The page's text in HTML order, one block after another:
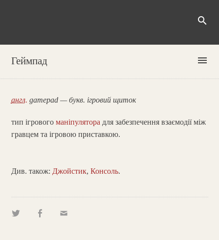
search
Геймпад menu
англ. gamepad — букв. ігровий щиток
тип ігрового маніпулятора для забезпечення взаємодії між
гравцем та ігровою приставкою.
Див. також: Джойстик, Консоль.